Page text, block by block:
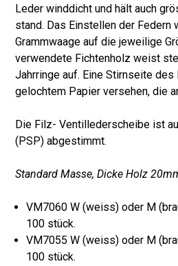
Leder winddicht und hält auch
stand. Das Einstellen der Federn
Grammwaage auf die jeweilige
verwendete Fichtenholz weist
Jahrringe auf. Eine Stirnseite
gelochtem Papier versehen, die
Die Filz- Ventillederscheibe ist
(PSP) abgestimmt.
Standard Masse, Dicke Holz
VM7060 W (weiss) oder M
100 stück.
VM7055 W (weiss) oder M
100 stück.